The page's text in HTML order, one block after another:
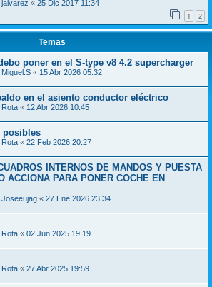
jalvarez « 25 Dic 2017 11:34
1 2
Temas
poner en el S-type v8 4.2 supercharger
Miguel.S « 15 Abr 2026 05:32
en el asiento conductor eléctrico
Rota « 12 Abr 2026 10:45
posibles
Rota « 22 Feb 2026 20:27
INTERNOS DE MANDOS Y PUESTA
ACCIONA PARA PONER COCHE EN
Joseeujag « 27 Ene 2026 23:34
Rota « 02 Jun 2025 19:19
Rota « 27 Abr 2025 19:59